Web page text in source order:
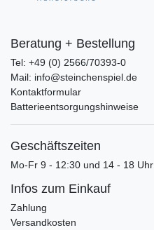
Beratung + Bestellung
Tel: +49 (0) 2566/70393-0
Mail: info@steinchenspiel.de
Kontaktformular
Batterieentsorgungshinweise
Geschäftszeiten
Mo-Fr 9 - 12:30 und 14 - 18 Uhr
Infos zum Einkauf
Zahlung
Versandkosten